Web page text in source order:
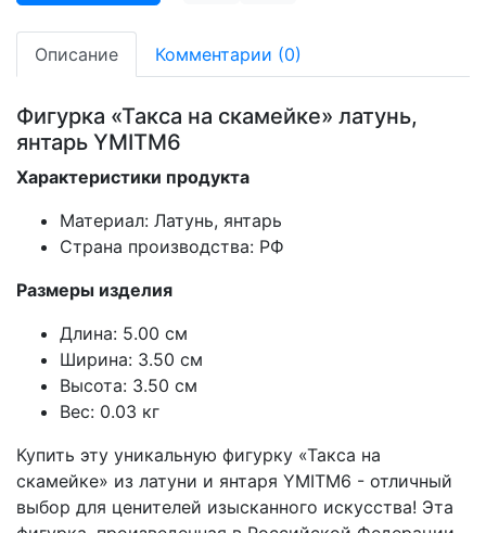
Описание Комментарии (0)
Фигурка «Такса на скамейке» латунь,
янтарь YMITM6
Характеристики продукта
Материал: Латунь, янтарь
Страна производства: РФ
Размеры изделия
Длина: 5.00 см
Ширина: 3.50 см
Высота: 3.50 см
Вес: 0.03 кг
Купить эту уникальную фигурку «Такса на
скамейке» из латуни и янтаря YMITM6 - отличный
выбор для ценителей изысканного искусства! Эта